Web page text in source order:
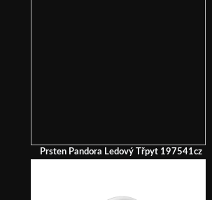
Prsten Pandora Ledový Třpyt 197541cz